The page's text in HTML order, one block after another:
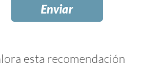
esta recomendación